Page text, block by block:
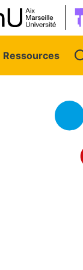
Ressources